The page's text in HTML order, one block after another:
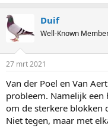
Duif
Well-Known
27 mrt 2021
Van der Poel en Van
probleem. Namelijk een
om de sterkere blokken
Niet tegen, maar met